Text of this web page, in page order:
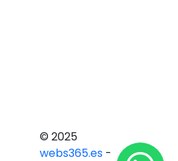
© 2025
webs365.es -